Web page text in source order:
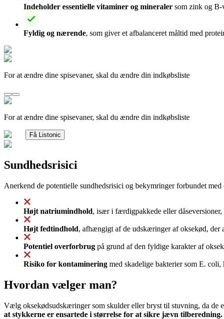
Indeholder essentielle vitaminer og mineraler som zink og B-
Fyldig og nærende, som giver et afbalanceret måltid med
For at ændre dine spisevaner, skal du ændre din indkøbsliste
For at ændre dine spisevaner, skal du ændre din indkøbsliste
Få Listonic
Sundhedsrisici
Anerkend de potentielle sundhedsrisici og bekymringer forbundet med
Højt natriumindhold, især i færdigpakkede eller
Højt fedtindhold, afhængigt af de udskæringer af oksekød, der
Potentiel overforbrug på grund af den fyldige karakter af
Risiko for kontaminering med skadelige bakterier som E.
Hvordan vælger man?
Vælg oksekødsudskæringer som skulder eller bryst til stuvning, da de
at stykkerne er ensartede i størrelse for at sikre jævn tilberedning.